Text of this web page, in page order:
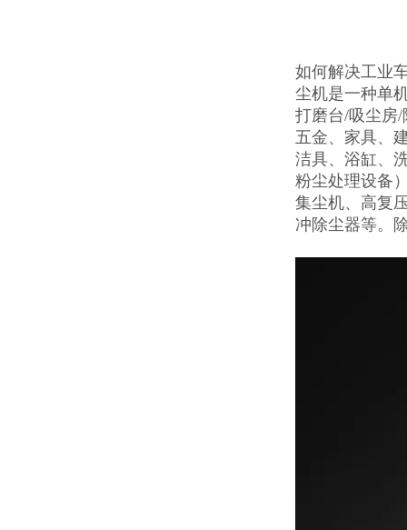
如何解决工业
尘机是一种单
打磨台/吸尘房
五金、家具、
洁具、浴缸、
粉尘处理设备
集尘机、高复
冲除尘器等。